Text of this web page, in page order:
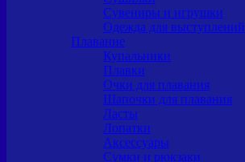
Сувениры и игрушки
Одежда для выступлений
Плавание
Купальники
Плавки
Очки для плавания
Шапочки для плавания
Ласты
Лопатки
Аксессуары
Сумки и рюкзаки